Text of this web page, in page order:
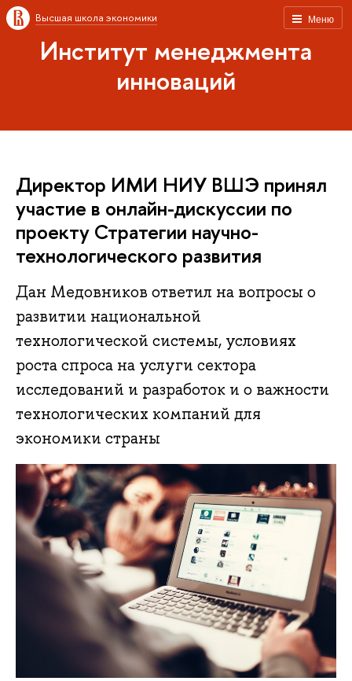
Меню
Высшая школа экономики
Институт менеджмента
инноваций
Директор ИМИ НИУ ВШЭ принял
участие в онлайн-дискуссии по
проекту Стратегии научно-
технологического развития
Дан Медовников ответил на вопросы о
развитии национальной
технологической системы, условиях
роста спроса на услуги сектора
исследований и разработок и о важности
технологических компаний для
экономики страны